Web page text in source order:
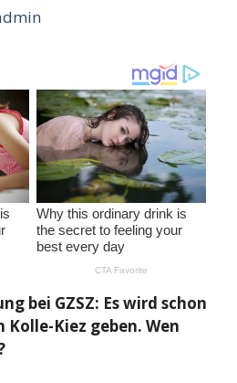
bei GZSZ: Es wird schon
Kiez geben. Wen